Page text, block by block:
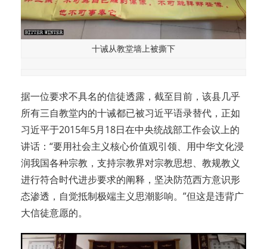
十诫从教堂墙上被撕下
据一位要求不具名的信徒透露，截至目前，该县几乎
所有三自教堂内的十诫都已被习近平语录替代，正如
习近平于2015年5月18日在中央统战部工作会议上的
讲话：“要用社会主义核心价值观引领、用中华文化浸
润我国各种宗教，支持宗教界对宗教思想、教规教义
进行符合时代进步要求的阐释，坚决防范西方意识形
态渗透，自觉抵制极端主义思潮影响。”但这是违背广
大信徒意愿的。